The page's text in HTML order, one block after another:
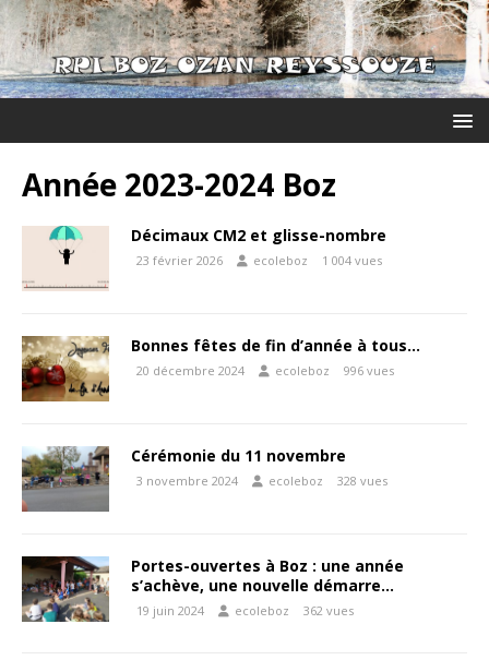
Année 2023-2024 Boz
Décimaux CM2 et glisse-nombre
23 février 2026 ecoleboz 1 004 vues
Bonnes fêtes de fin d’année à tous…
20 décembre 2024 ecoleboz 996 vues
Cérémonie du 11 novembre
3 novembre 2024 ecoleboz 328 vues
Portes-ouvertes à Boz : une année
s’achève, une nouvelle démarre…
19 juin 2024 ecoleboz 362 vues